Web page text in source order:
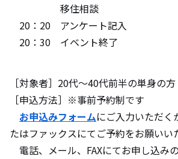
移住相談
20：20 アンケート記入
20：30 イベント終了
［対象者］20代～40代前半の単身の方
［申込方法］※事前予約制です
お申込みフォームにご入力いただく
たはファックスにてご予約をお願いい
電話、メール、FAXにてお申し込みの